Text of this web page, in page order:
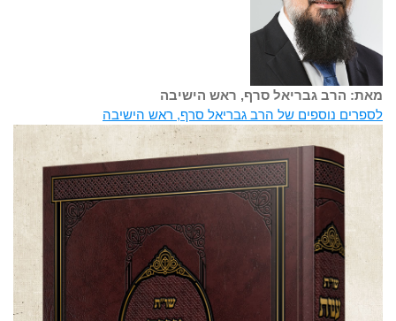
מאת: הרב גבריאל סרף, ראש הישיבה
לספרים נוספים של הרב גבריאל סרף, ראש הישיבה